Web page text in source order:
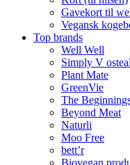
Gavekort til
Vegansk
Top brands
Well Well
Simply V
Plant Mate
GreenVie
The
Beyond Meat
Naturli
Moo Free
bett’r
Biovegan